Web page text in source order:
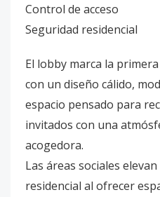
Control de acceso
Seguridad residencial
El lobby marca la
con un diseño cálido,
espacio pensado para
invitados con una
acogedora.
Las áreas sociales
residencial al ofrecer